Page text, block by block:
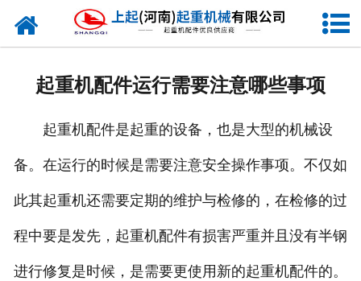
网站首页
资质证书
合作客户
起重机配件运行需要注意哪些事项
起重机配件是起重的设备，也是大型的机械设
备。在运行的时候是需要注意安全操作事项。不仅如
此其起重机还需要定期的维护与检修的，在检修的过
程中要是发先，起重机配件有损害严重并且没有半钢
进行修复是时候，是需要更使用新的起重机配件的。